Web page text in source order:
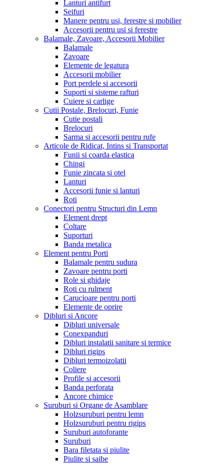
Lanturi antifurt
Seifuri
Manere pentru usi, ferestre si mobilier
Accesorii pentru usi si ferestre
Balamale, Zavoare, Accesorii Mobilier
Balamale
Zavoare
Elemente de legatura
Accesorii mobilier
Port perdele si accesorii
Suporti si sisteme rafturi
Cuiere si carlige
Cutii Postale, Brelocuri, Funie
Cutie postali
Brelocuri
Sarma si accesorii pentru rufe
Articole de Ridicat, Intins si Transportat
Funii si coarda elastica
Chingi
Funie zincata si otel
Lanturi
Accesorii funie si lanturi
Roti
Conectori pentru Structuri din Lemn
Element drept
Coltare
Suporturi
Banda metalica
Element pentru Porti
Balamale pentru sudura
Zavoare pentru porti
Role si ghidaje
Roti cu rulment
Carucioare pentru porti
Elemente de oprire
Dibluri si Ancore
Dibluri universale
Conexpanduri
Dibluri instalatii sanitare si termice
Dibluri rigips
Dibluri termoizolatii
Coliere
Profile si accesorii
Banda perforata
Ancore chimice
Suruburi si Organe de Asamblare
Holzsuruburi pentru lemn
Holzsuruburi pentru rigips
Suruburi autoforante
Suruburi
Bara filetata si piulite
Piulite si saibe